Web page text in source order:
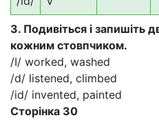
3. Подивіться і запишіть
кожним стовпчиком.
/І/ worked, washed
/d/ listened, climbed
/id/ invented, painted
Сторінка 30